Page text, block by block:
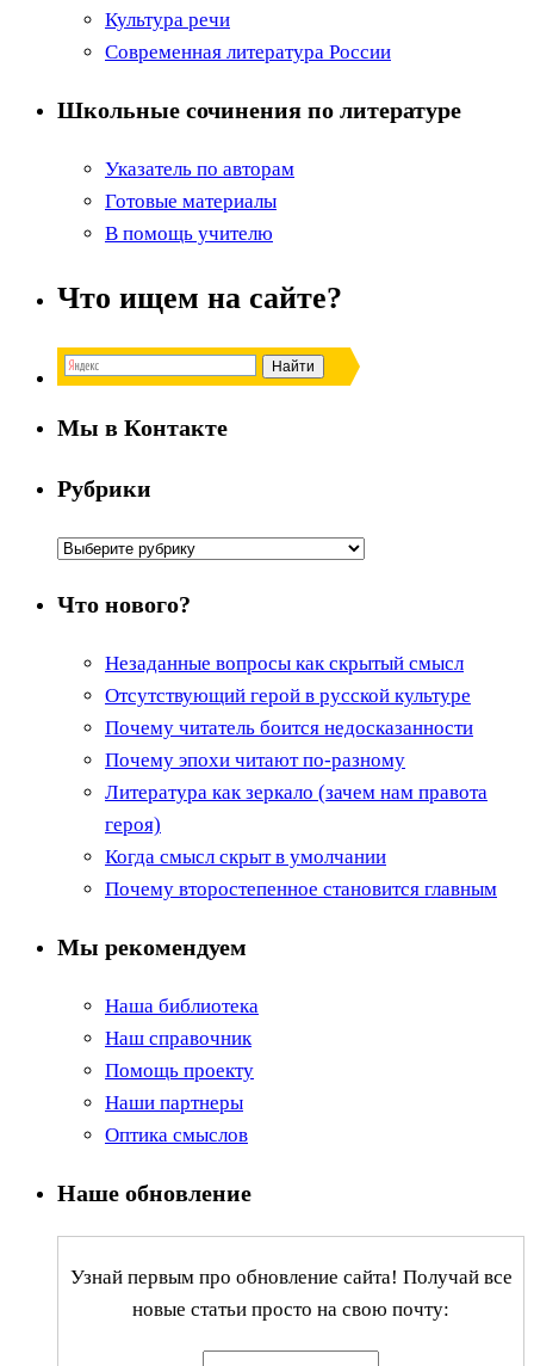
Культура речи
Современная литература России
Школьные сочинения по литературе
Указатель по авторам
Готовые материалы
В помощь учителю
Что ищем на сайте?
Мы в Контакте
Рубрики
Рубрики
Что нового?
Незаданные вопросы как скрытый смысл
Отсутствующий герой в русской культуре
Почему читатель боится недосказанности
Почему эпохи читают по-разному
Литература как зеркало (зачем нам правота
героя)
Когда смысл скрыт в умолчании
Почему второстепенное становится главным
Мы рекомендуем
Наша библиотека
Наш справочник
Помощь проекту
Наши партнеры
Оптика смыслов
Наше обновление
Узнай первым про обновление сайта! Получай все
новые статьи просто на свою почту: